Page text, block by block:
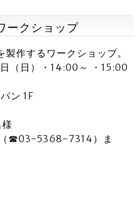
ークショップ
作するワークショップ。
（日）・14:00～ ・15:00
ン 1F
（☎03-5368-7314）ま